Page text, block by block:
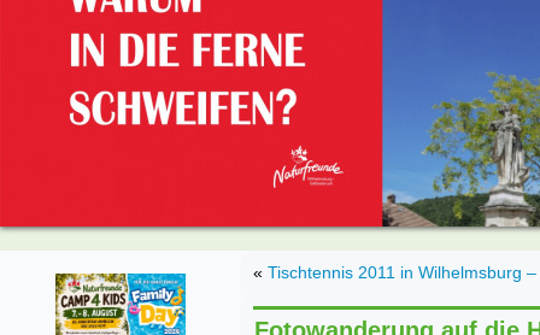
« Tischtennis 2011 in Wilhelmsburg